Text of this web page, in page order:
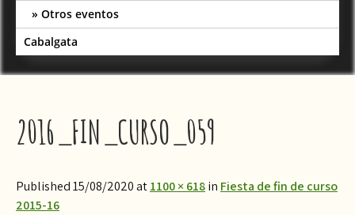
Otros eventos
Cabalgata
2016_FIN_CURSO_059
Published 15/08/2020 at1100 × 618in ​Fiesta de fin de curso
2015-16